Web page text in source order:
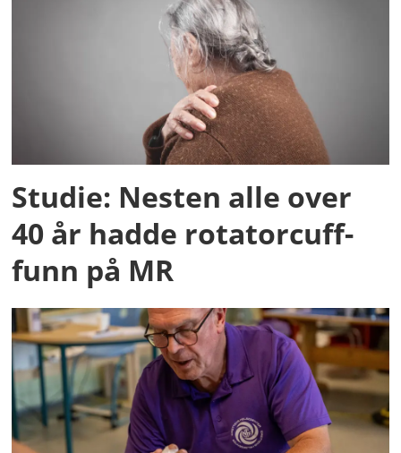
Studie: Nesten alle over
40 år hadde rotatorcuff-
funn på MR